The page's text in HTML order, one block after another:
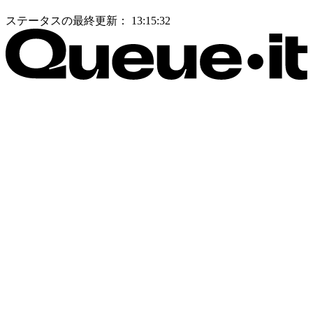
ステータスの最終更新： 13:15:32